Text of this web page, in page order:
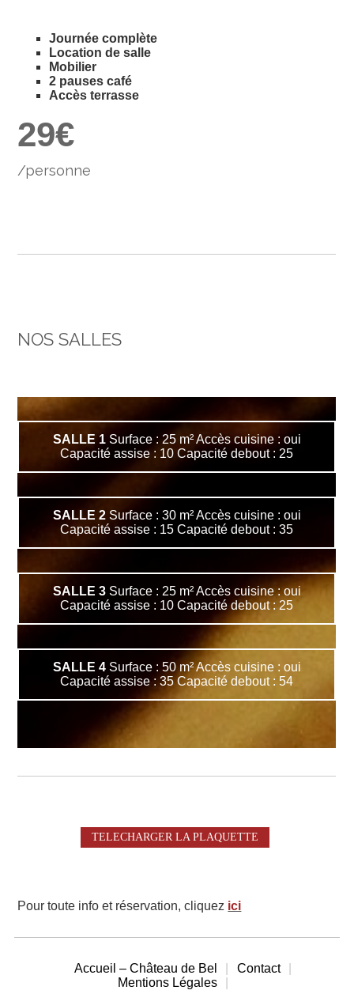
Journée complète
Location de salle
Mobilier
2 pauses café
Accès terrasse
0
1
2
7
8
9€
/personne
NOS SALLES
SALLE 1Surface : 25 m² Accès cuisine : oui
Capacité assise : 10 Capacité debout : 25
SALLE 2Surface : 30 m² Accès cuisine : oui
Capacité assise : 15 Capacité debout : 35
SALLE 3Surface : 25 m² Accès cuisine : oui
Capacité assise : 10 Capacité debout : 25
SALLE 4Surface : 50 m² Accès cuisine : oui
Capacité assise : 35 Capacité debout : 54
TELECHARGER LA PLAQUETTE
Pour toute info et réservation, cliquez ici
Accueil – Château de Bel
Contact
Mentions Légales